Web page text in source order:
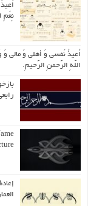
نِعَمِ
اُعیذُ نَفسی وَ أهلی وَ مالی وَ
اللّهِ الرَّحمنِ الرَّحیمِ.